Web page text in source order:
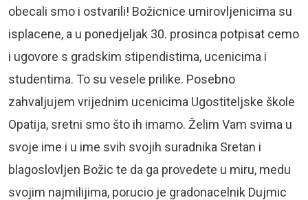
obecali smo i ostvarili! Božicnice umirovljenicima su
isplacene, a u ponedjeljak 30. prosinca potpisat cemo
i ugovore s gradskim stipendistima, ucenicima i
studentima. To su vesele prilike. Posebno
zahvaljujem vrijednim ucenicima Ugostiteljske škole
Opatija, sretni smo što ih imamo. Želim Vam svima u
svoje ime i u ime svih svojih suradnika Sretan i
blagoslovljen Božic te da ga provedete u miru, medu
svojim najmilijima, porucio je gradonacelnik Dujmic